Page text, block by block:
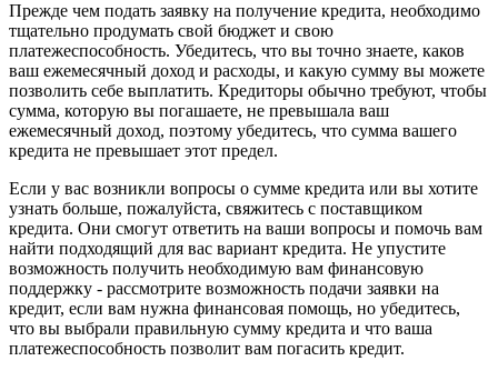
Прежде чем подать заявку на получение кредита, необходимо
тщательно продумать свой бюджет и свою
платежеспособность. Убедитесь, что вы точно знаете, каков
ваш ежемесячный доход и расходы, и какую сумму вы можете
позволить себе выплатить. Кредиторы обычно требуют, чтобы
сумма, которую вы погашаете, не превышала ваш
ежемесячный доход, поэтому убедитесь, что сумма вашего
кредита не превышает этот предел.
Если у вас возникли вопросы о сумме кредита или вы хотите
узнать больше, пожалуйста, свяжитесь с поставщиком
кредита. Они смогут ответить на ваши вопросы и помочь вам
найти подходящий для вас вариант кредита. Не упустите
возможность получить необходимую вам финансовую
поддержку - рассмотрите возможность подачи заявки на
кредит, если вам нужна финансовая помощь, но убедитесь,
что вы выбрали правильную сумму кредита и что ваша
платежеспособность позволит вам погасить кредит.